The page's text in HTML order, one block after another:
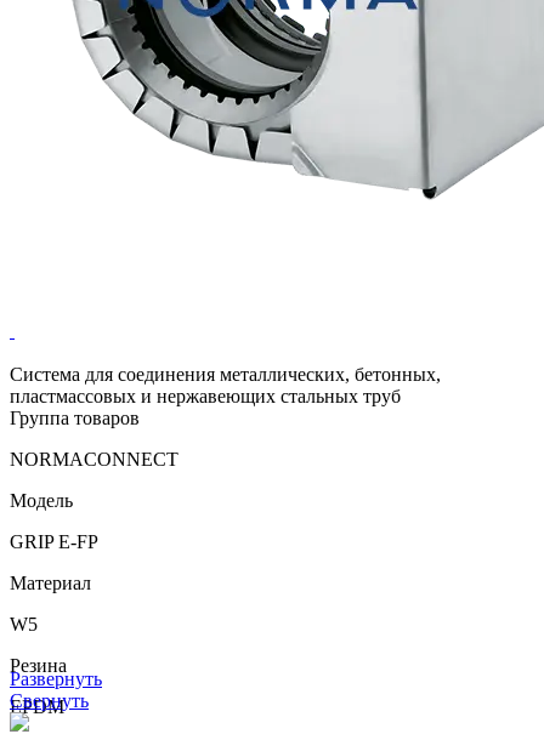
Система для соединения металлических, бетонных,
пластмассовых и нержавеющих стальных труб
Группа товаров
NORMACONNECT
Модель
GRIP E-FP
Материал
W5
Резина
EPDM
Развернуть
Свернуть